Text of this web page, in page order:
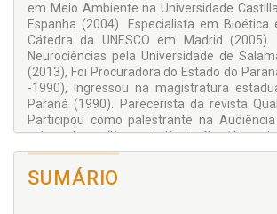
Em última análise, o presente estudo é
que se interessam pela matéria. Participar,
para mim, uma pequena forma de
me encanta. Aos professores,
profissões jurídicas e profissionais da
Pública, este livro passa a ser de consulta
Last but not least, registro e adiro à justa
Professor René Ariel Dotti, exemplo de
humano.
Vladimir Passos de Freitas
em Meio Ambiente na Universidade
Espanha (2004). Especialista em Bioética
Cátedra da UNESCO em Madrid (2005).
Neurociências pela Universidade de
(2013), Foi Procuradora do Estado do
-1990), ingressou na magistratura
Paraná (1990). Parecerista da revista
Participou como palestrante na
sobre o tema “Banco de Dados Genéticos
membra do Conselho Penitenciário do
(2012- 2013) e do Fundo Penitenciário do
(FUPEN) (2012-2013). Professora Visitante
SUMÁRIO